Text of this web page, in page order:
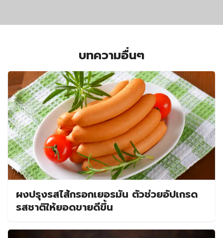
บทความอื่นๆ
ผงปรุงรสไส้กรอกเยอรมัน ตัวช่วยอัปเกรด
รสชาติให้ยอดขายดีขึ้น